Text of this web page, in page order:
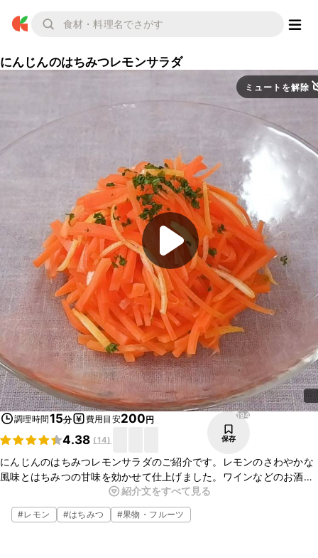
にんじんのはちみつレモンサラダ
ミュートを解除
調理時間15分 費用目安200円
4.38 (14)
194
保存
にんじんのはちみつレモンサラダのご紹介です。レモンのさわやかな
風味とはちみつの甘味を効かせて仕上げました。ワインなどのお酒の
おつまみにしたり、サンドイッチのフィリングにもおすすめの一品で
すよ。ぜひお試しくださいね。
紹介文をすべて見る
#レモン #はちみつ #果物・フルーツ